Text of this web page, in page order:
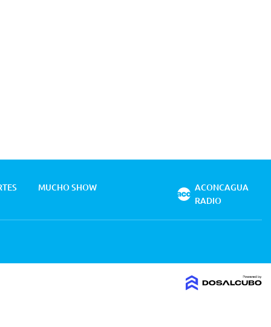
MUCHO SHOW
ACONCAGUA
RADIO